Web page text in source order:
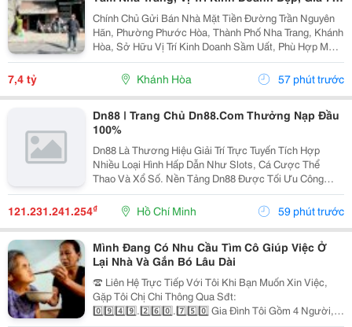
Tỷ
Chính Chủ Gửi Bán Nhà Mặt Tiền Đường Trần Nguyên
Hãn, Phường Phước Hòa, Thành Phố Nha Trang, Khánh
Hòa, Sở Hữu Vị Trí Kinh Doanh Sầm Uất, Phù Hợp Mở
Cửa Hàng, Văn Phòng, Showroom Hoặc Đầu Tư Cho
Thuê Lâu Dài. Thông Tin Chi Tiết. - Địa Chỉ: Số...
7,4 tỷ Khánh Hòa 57 phút trước
Dn88 | Trang Chủ Dn88.Com Thưởng Nạp Đầu
100%
Dn88 Là Thương Hiệu Giải Trí Trực Tuyến Tích Hợp
Nhiều Loại Hình Hấp Dẫn Như Slots, Cá Cược Thể
Thao Và Xổ Số. Nền Tảng Dn88 Được Tối Ưu Công
Nghệ, Bảo Mật Cao, Nạp Rút Nhanh Và Hỗ Trợ Tốt Trên
Pc Lẫn Điện Thoại Di Động. Website:
Https://Dn88C.com/...
121.231.241.254₫ Hồ Chí Minh 59 phút trước
Mình Đang Có Nhu Cầu Tìm Cô Giúp Việc Ở
Lại Nhà Và Gắn Bó Lâu Dài
☎️ Liên Hệ Trực Tiếp Với Tôi Khi Bạn Muốn Xin Việc,
Gặp Tôi Chị Chi Thông Qua Sđt:
0️⃣9️⃣4️⃣9️⃣.2️⃣6️⃣0️⃣.7️⃣5️⃣0️⃣ Gia Đình Tôi Gồm 4 Người, 2
Vợ Chồng 2 Con Nhỏ, Bé Lớn 9 Tuổi Đã Đi Học Có Ba